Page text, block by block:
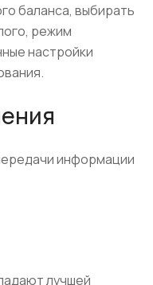
баланса, выбирать
режим
настройки
информации
лучшей